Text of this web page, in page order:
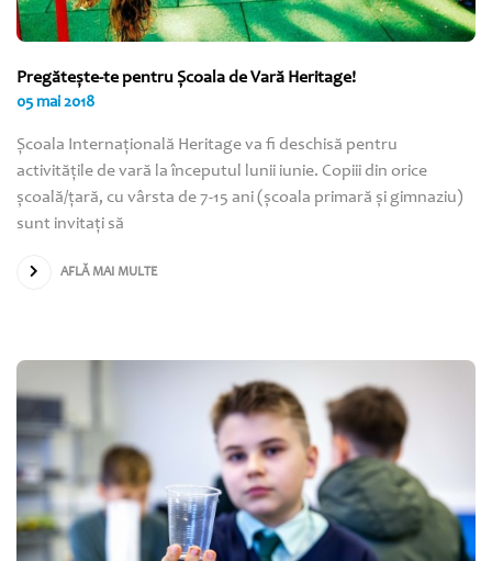
Pregăteşte-te pentru Şcoala de Vară Heritage!
05 mai 2018
Şcoala Internaţională Heritage va fi deschisă pentru
activităţile de vară la începutul lunii iunie. Copiii din orice
şcoală/ţară, cu vârsta de 7-15 ani (şcoala primară şi gimnaziu)
sunt invitaţi să
AFLĂ MAI MULTE